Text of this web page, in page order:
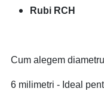
Rubi RCH
Cum alegem
6 milimetri - Ideal